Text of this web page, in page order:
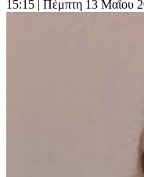
15:15 | Πέμπτη 13 Μαΐου